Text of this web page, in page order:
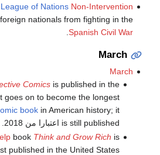
League of Nations Non-Intervention
nationals from fighting in the
Spanish Civil War
March
March
Comics is published in the
goes on to become the longest
book in American history; it
is still published اعتبارا من 2018
.
book Think and Grow Rich is
published in the United States.